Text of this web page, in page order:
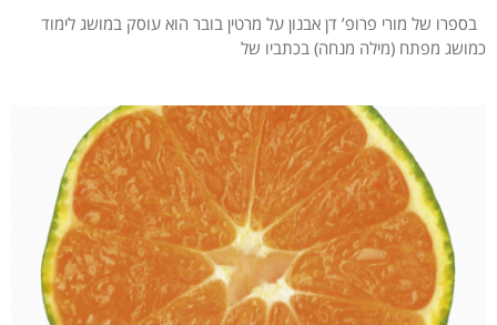
בספרו של מורי פרופ’ דן אבנון על מרטין בובר הוא עוסק במושג לימוד
כמושג מפתח (מילה מנחה) בכתביו של